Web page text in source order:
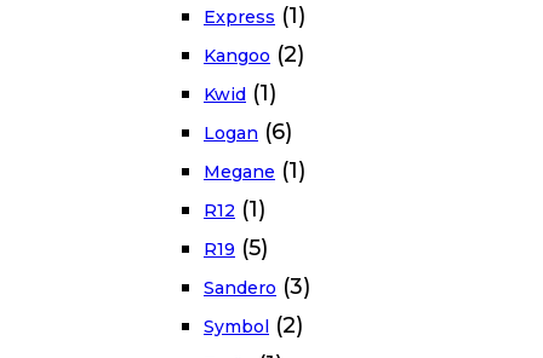
Express (1)
Kangoo (2)
Kwid (1)
Logan (6)
Megane (1)
R12 (1)
R19 (5)
Sandero (3)
Symbol (2)